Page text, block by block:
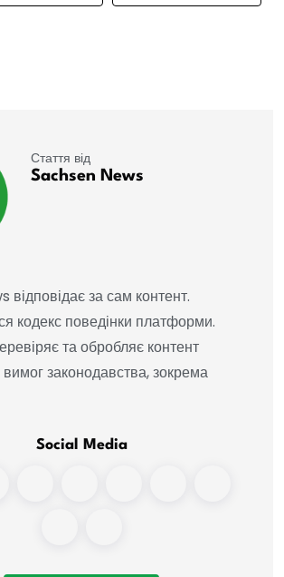
Стаття від
Sachsen News
за сам контент.
кодекс поведінки платформи.
та обробляє контент
вимог законодавства, зокрема
Social Media